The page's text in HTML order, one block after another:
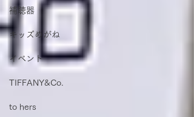
補聴器
キッズめがね
イベント
TIFFANY&Co.
to hers